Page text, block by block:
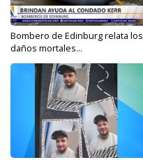
Bombero de Edinburg relata los
daños mortales...